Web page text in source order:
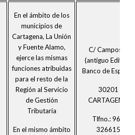
En el ámbito de los
municipios de
Cartagena, La Unión
y Fuente Alamo,
ejerce las mismas
funciones atribuidas
para el resto de la
Región al Servicio
de Gestión
Tributaria
En el mismo ámbito
C/ Campos 4
(antiguo Edificio
Banco de España)
30201
CARTAGENA
Tlfno.: 968
326615